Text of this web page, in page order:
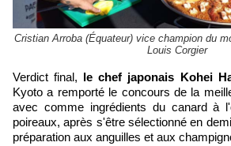
Cristian Arroba (Équateur) vice champion du
Louis Corgier
Verdict final, le chef japonais Kohei
Kyoto a remporté le concours de la
avec comme ingrédients du canard à
poireaux, après s'être sélectionné en
préparation aux anguilles et aux